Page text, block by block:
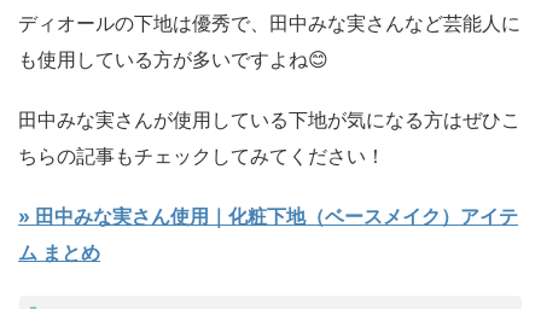
ディオールの下地は優秀で、田中みな実さんなど芸能人に
も使用している方が多いですよね😊
田中みな実さんが使用している下地が気になる方はぜひこ
ちらの記事もチェックしてみてください！
» 田中みな実さん使用｜化粧下地（ベースメイク）アイテ
ム まとめ